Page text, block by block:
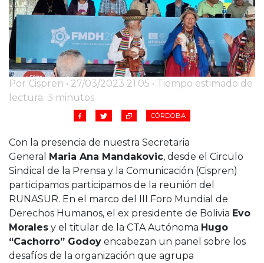
Cruz del Eje
Corredor de Ansenuza
La Carlota y zona
Laboulaye y sur
Bell Ville
Río Tercero
Por Cispren • 27/03/2023 21:05 • Tiempo estimado de
lectura: 3 minutos
CÓRDOBA
Con la presencia de nuestra Secretaria
General Maria Ana Mandakovic, desde el Circulo
Sindical de la Prensa y la Comunicación (Cispren)
participamos participamos de la reunión del
RUNASUR. En el marco del III Foro Mundial de
Derechos Humanos, el ex presidente de Bolivia Evo
Morales y el titular de la CTA Autónoma Hugo
“Cachorro” Godoy encabezan un panel sobre los
desafíos de la organización que agrupa